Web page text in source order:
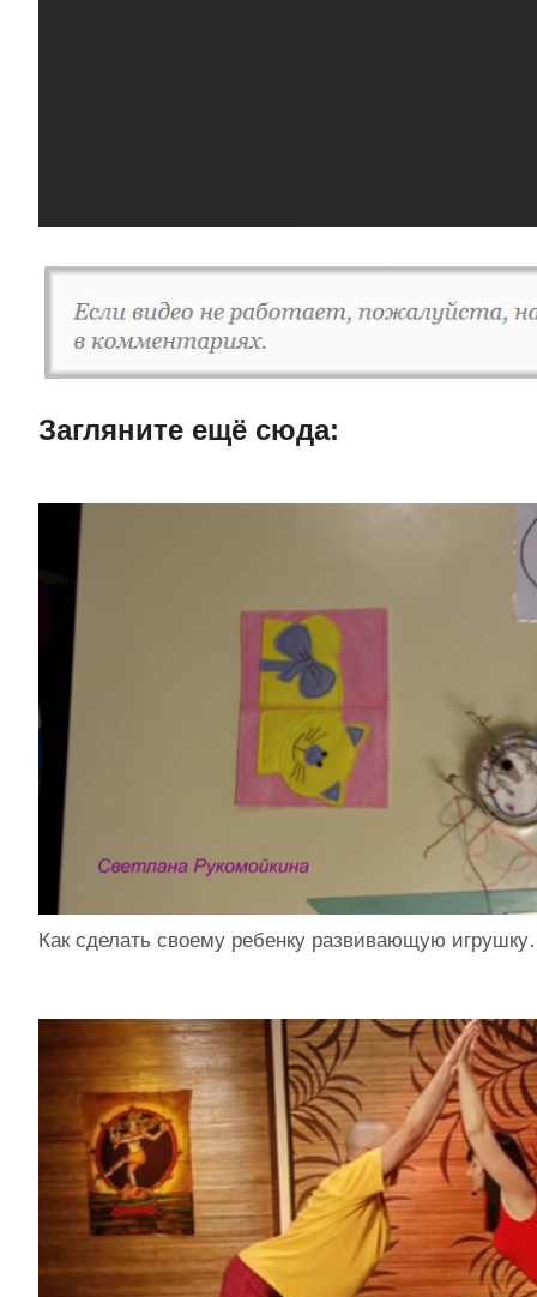
Загляните ещë сюда:
Как сделать своему ребенку развивающую